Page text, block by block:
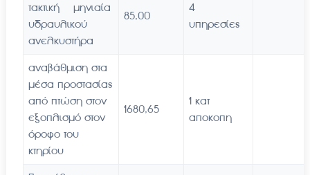
τακτική μηνιαία
υδραυλικού
ανελκυστήρα
85,00
4
υπηρεσίες
αναβάθμιση στα
μέσα προστασίας
από πτώση στον
εξοπλισμό στον
όροφο του
κτηρίου
1680,65
1 κατ
αποκοπη